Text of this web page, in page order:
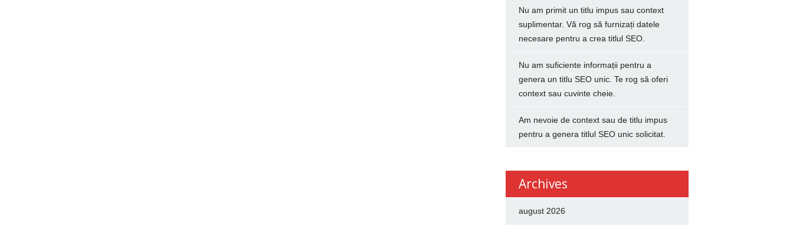
Nu am primit un titlu impus sau context
suplimentar. Vă rog să furnizați datele
necesare pentru a crea titlul SEO.
Nu am suficiente informații pentru a
genera un titlu SEO unic. Te rog să oferi
context sau cuvinte cheie.
Am nevoie de context sau de titlu impus
pentru a genera titlul SEO unic solicitat.
Archives
august 2026